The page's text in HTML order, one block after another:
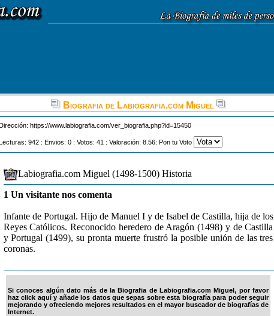
Biografia de Labiografia.com Miguel
https://www.labiografia.com/ver_biografia.php?id=15450
942 : Envios: 0 : Votos: 41 : Valoración: 8.56: Pon tu Voto
Labiografia.com Miguel (1498-1500) Historia
1 Un visitante nos comenta
Infante de Portugal. Hijo de Manuel I y de Isabel de Castilla, hija de los
Reyes Católicos. Reconocido heredero de Aragón (1498) y de Castilla
y Portugal (1499), su pronta muerte frustró la posible unión de las tres
coronas.
Si conoces algún dato más de la Biografia de Labiografia.com Miguel, por favor
haz click aquí y añade los datos que sepas sobre esta biografía para poder seguir
mejorando y ofreciendo mejores resultados en el mayor buscador de biografías de
Internet.